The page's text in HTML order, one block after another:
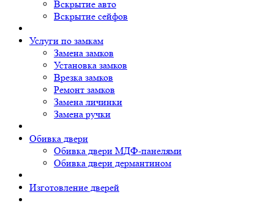
Вскрытие авто
Вскрытие сейфов
Услуги по замкам
Замена замков
Установка замков
Врезка замков
Ремонт замков
Замена личинки
Замена ручки
Обивка двери
Обивка двери МДФ-панелями
Обивка двери дермантином
Изготовление дверей